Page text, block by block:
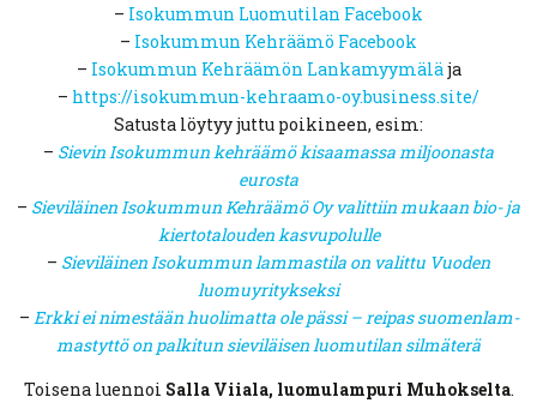
– Isokummun Luomutilan Facebook
– Isokummun Kehräämö Facebook
– Isokummun Kehräämön Lankamyymäläja
– https://isokummun-kehraamo-oy.business.site/
Satusta löytyy juttu poikineen, esim:
– Sievin Isokummun kehräämö kisaamassa miljoonasta
eurosta
– Sieviläinen Isokummun Kehräämö Oy valittiin mukaan bio- ja
kiertotalouden kasvupolulle
– Sieviläinen Isokummun lammastila on valittu Vuoden
luomuyritykseksi
– Erkki ei ni­mes­tään huo­li­mat­ta ole pässi – reipas suo­men­lam­
mas­tyt­tö on pal­ki­tun sie­vi­läi­sen luo­mu­ti­lan sil­mä­te­rä
Toisena luennoi Salla Viiala, luomulampuri Muhokselta.